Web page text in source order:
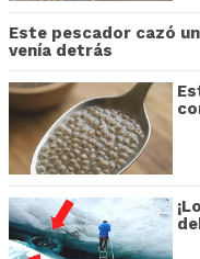
Este pescador cazó
venía detrás